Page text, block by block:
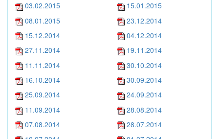
03.02.2015
15.01.2015
08.01.2015
23.12.2014
15.12.2014
04.12.2014
27.11.2014
19.11.2014
11.11.2014
30.10.2014
16.10.2014
30.09.2014
25.09.2014
24.09.2014
11.09.2014
28.08.2014
07.08.2014
28.07.2014